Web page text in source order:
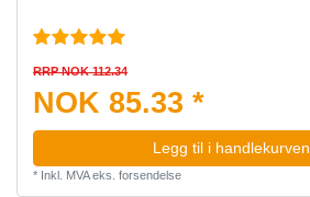
RRP NOK 112.34
NOK 85.33 *
Legg til i handlekurven
* Inkl. MVAeks. forsendelse